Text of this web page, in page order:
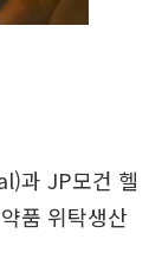
과 JP모건 헬
품 위탁생산